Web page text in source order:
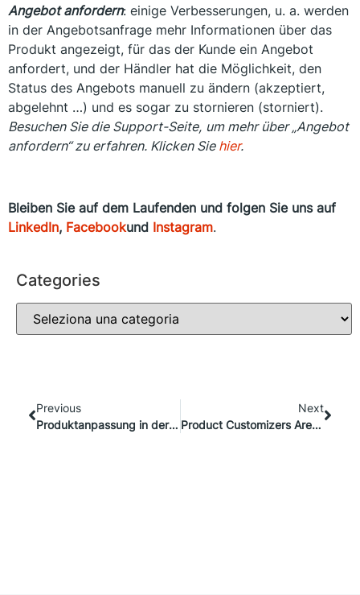
Angebot anfordern: einige Verbesserungen, u. a. werden
in der Angebotsanfrage mehr Informationen über das
Produkt angezeigt, für das der Kunde ein Angebot
anfordert, und der Händler hat die Möglichkeit, den
Status des Angebots manuell zu ändern (akzeptiert,
abgelehnt …) und es sogar zu stornieren (storniert).
Besuchen Sie die Support-Seite, um mehr über „Angebot
anfordern“ zu erfahren. Klicken Sie hier.
Bleiben Sie auf dem Laufenden und folgen Sie uns auf
LinkedIn, Facebookund Instagram.
Categories
Previous
Produktanpassung in der Welt der Luxusgüter
Next
Product Customizers Are Making an Impact on the World of Luxury Goods